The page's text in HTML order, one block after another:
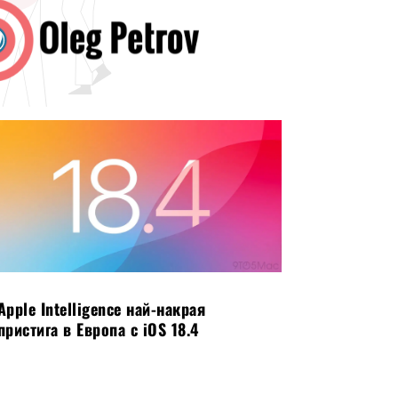
Intelligence най-накрая
в Европа с iOS 18.4